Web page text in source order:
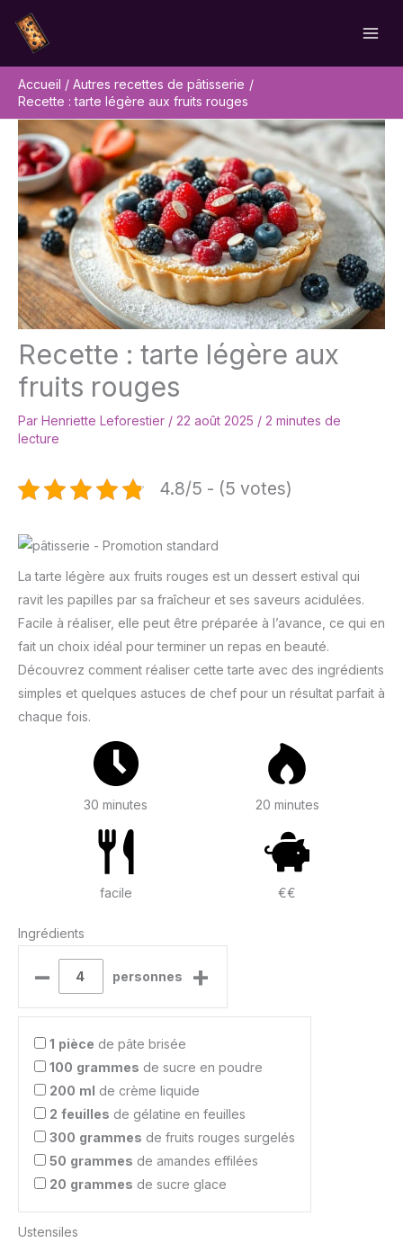
contenu
Accueil
Autres recettes de pâtisserie
Recette : tarte légère aux fruits rouges
Recette : tarte légère aux
fruits rouges
Par Henriette Leforestier / 22 août 2025 / 2 minutes de
lecture
4.8/5 - (5 votes)
La tarte légère aux fruits rouges est un dessert estival qui
ravit les papilles par sa fraîcheur et ses saveurs acidulées.
Facile à réaliser, elle peut être préparée à l’avance, ce qui en
fait un choix idéal pour terminer un repas en beauté.
Découvrez comment réaliser cette tarte avec des ingrédients
simples et quelques astuces de chef pour un résultat parfait à
chaque fois.
30 minutes 20 minutes
facile €€
Ingrédients
– personnes +
1 pièce de pâte brisée
100 grammes de sucre en poudre
200 ml de crème liquide
2 feuilles de gélatine en feuilles
300 grammes de fruits rouges surgelés
50 grammes de amandes effilées
20 grammes de sucre glace
Ustensiles
Rechercher